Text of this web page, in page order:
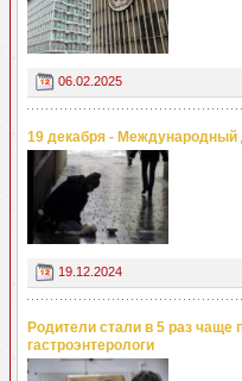
06.02.2025
19 декабря -
19.12.2024
Родители стали в 5 раз
гастроэнтерологи